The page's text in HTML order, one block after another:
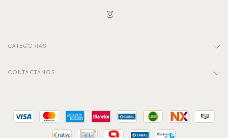
CATEGORÍAS
CONTACTÁNOS